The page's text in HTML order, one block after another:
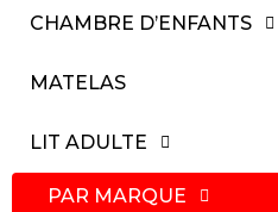
CHAMBRE D’ENFANTS
MATELAS
LIT ADULTE
PAR MARQUE